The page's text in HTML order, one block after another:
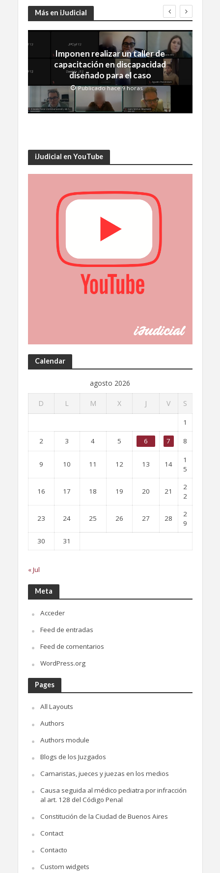
Más en iJudicial
Imponen realizar un taller de
capacitación en discapacidad
diseñado para el caso
Publicado hace 9 horas
iJudicial en YouTube
Calendar
agosto 2026
D L M X J V S
1
2 3 4 5 6 7 8
9 10 11 12 13 14
1
5
16 17 18 19 20 21
2
2
23 24 25 26 27 28
2
9
30
31
« Jul
Meta
Acceder
Feed de entradas
Feed de comentarios
WordPress.org
Pages
All Layouts
Authors
Authors module
Blogs de los Juzgados
Camaristas, jueces y juezas en los medios
Causa seguida al médico pediatra por infracción
al art. 128 del Código Penal
Constitución de la Ciudad de Buenos Aires
Contact
Contacto
Custom widgets